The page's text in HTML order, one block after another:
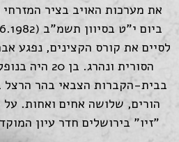
את מערכות האויב בציר המזרחי
לסיים את קורס הקצינים, נפגע
הסורית ונהרג. בן
בבית-הקברות הצבאי בהר הרצל
הורים, שלושה אחים ואחות.
"זיו" בירושלים חדר עיון